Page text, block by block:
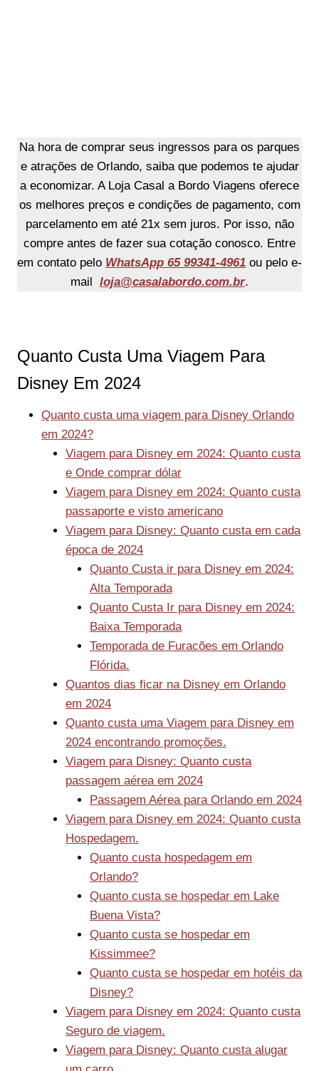
Na hora de comprar seus ingressos para os parques
e atrações de Orlando, saiba que podemos te ajudar
a economizar. A Loja Casal a Bordo Viagens oferece
os melhores preços e condições de pagamento, com
parcelamento em até 21x sem juros. Por isso, não
compre antes de fazer sua cotação conosco. Entre
em contato pelo WhatsApp 65 99341-4961 ou pelo e-
mail loja@casalabordo.com.br.
Quanto Custa Uma Viagem Para
Disney Em 2024
Quanto custa uma viagem para Disney Orlando
em 2024?
Viagem para Disney em 2024: Quanto custa
e Onde comprar dólar
Viagem para Disney em 2024: Quanto custa
passaporte e visto americano
Viagem para Disney: Quanto custa em cada
época de 2024
Quanto Custa ir para Disney em 2024:
Alta Temporada
Quanto Custa Ir para Disney em 2024:
Baixa Temporada
Temporada de Furacões em Orlando
Flórida.
Quantos dias ficar na Disney em Orlando
em 2024
Quanto custa uma Viagem para Disney em
2024 encontrando promoções.
Viagem para Disney: Quanto custa
passagem aérea em 2024
Passagem Aérea para Orlando em 2024
Viagem para Disney em 2024: Quanto custa
Hospedagem.
Quanto custa hospedagem em
Orlando?
Quanto custa se hospedar em Lake
Buena Vista?
Quanto custa se hospedar em
Kissimmee?
Quanto custa se hospedar em hotéis da
Disney?
Viagem para Disney em 2024: Quanto custa
Seguro de viagem.
Viagem para Disney: Quanto custa alugar